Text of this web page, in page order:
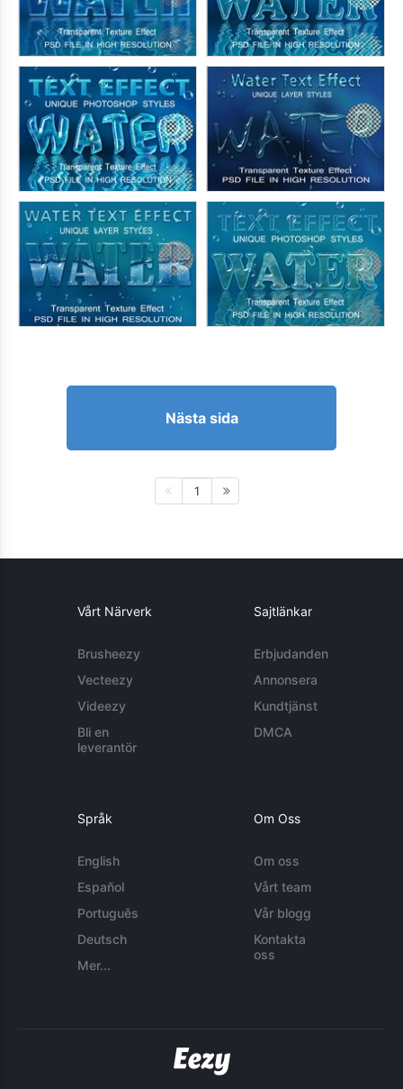
Nästa sida
1
Vårt Närverk
Brusheezy
Vecteezy
Videezy
Bli en
leverantör
Sajtlänkar
Erbjudanden
Annonsera
Kundtjänst
DMCA
Språk
English
Español
Português
Deutsch
Mer...
Om Oss
Om oss
Vårt team
Vår blogg
Kontakta
oss